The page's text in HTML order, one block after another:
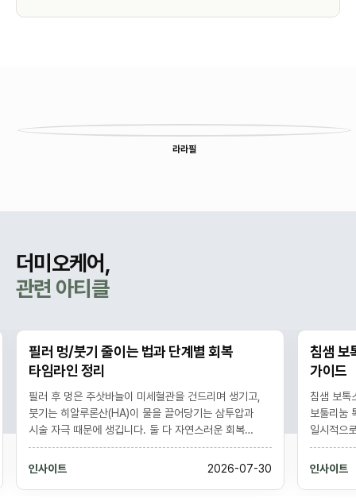
다른 시술
라라필
더미오케어,
관련 아티클
필러 멍/붓기 줄이는 법과 단계별 회복
타임라인 정리
필러 후 멍은 주삿바늘이 미세혈관을 건드리며 생기고,
붓기는 히알루론산(HA)이 물을 끌어당기는 삼투압과
시술 자극 때문에 생깁니다. 둘 다 자연스러운 회복
과정으로 대개 멍은 1-2주, 붓기는 며칠에서 2주 내에
가라앉습니다. 냉찜질, 아르니카, 격렬한 운동·음주
인사이트 2026-07-30
침샘 보
가이드
침샘 보톡
보툴리눔
일시적으
다듬는 시
6개월 지
인사이트